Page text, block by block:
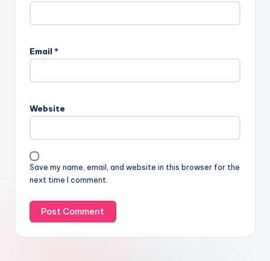
Email *
Website
Save my name, email, and website in this browser for the
next time I comment.